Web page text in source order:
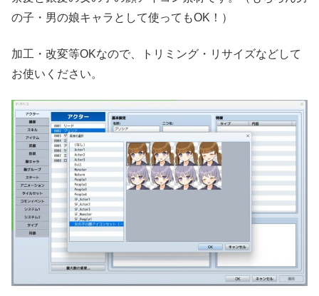
の子・男の娘キャラとして使ってもOK！）
加工・改変等OKなので、トリミング・リサイズなどして
お使いください。